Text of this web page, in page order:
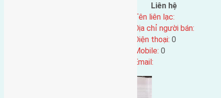
Liên hệ
Tên liên lạc:
Địa chỉ người bán:
Điện thoại: 0
Mobile: 0
Email: